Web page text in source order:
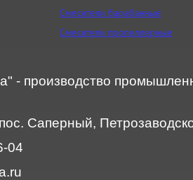
Смесители барабанные
Смесители пропеллерные
- производство
Саперный,
04